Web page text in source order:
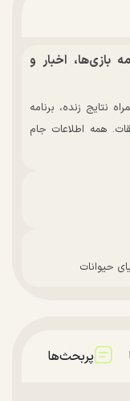
نتایج، برنامه بازی‌ها، اخبار و
کامل جام جهانی 2026 به همراه نتایج زنده، برنامه
همه اطلاعات جام
حیوانات
پربحث‌ها